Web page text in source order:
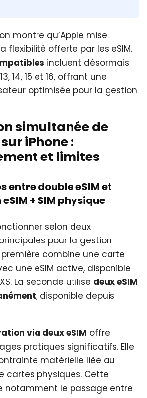
montre qu’Apple mise
flexibilité offerte par les eSIM.
incluent désormais
14, 15 et 16, offrant une
optimisée pour la gestion
simultanée de
iPhone :
et limites
entre double eSIM et
+ SIM physique
selon deux
pour la gestion
combine une carte
une eSIM active, disponible
La seconde utilise deux eSIM
, disponible depuis
via deux eSIM offre
pratiques significatifs. Elle
matérielle liée au
cartes physiques. Cette
notamment le passage entre